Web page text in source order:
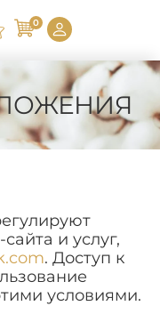
0
и услуг,
. Доступ к
условиями.